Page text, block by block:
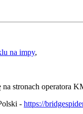
na impy,
stronach operatora
- https://